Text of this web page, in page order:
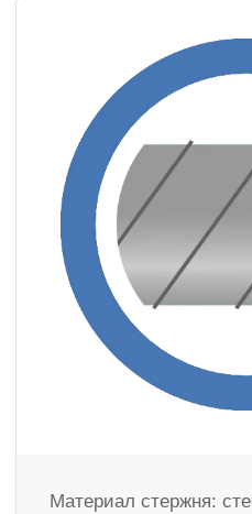
Материал стержня: